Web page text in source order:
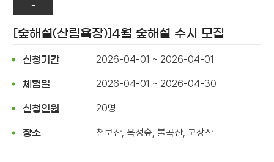
-
[숲해설(산림욕장)]4월 숲해설 수시 모집
신청기간 2026-04-01 ~ 2026-04-01
체험일 2026-04-01 ~ 2026-04-30
신청인원 20명
장소 천보산, 옥정숲, 불곡산, 고장산